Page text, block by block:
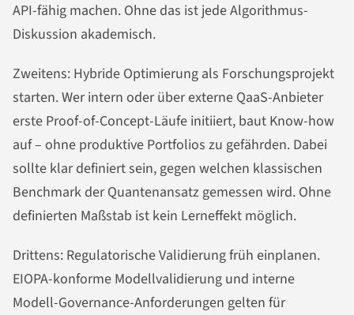
API-fähig machen. Ohne das ist jede Algorithmus-
Diskussion akademisch.
Zweitens: Hybride Optimierung als Forschungsprojekt
starten. Wer intern oder über externe QaaS-Anbieter
erste Proof-of-Concept-Läufe initiiert, baut Know-how
auf – ohne produktive Portfolios zu gefährden. Dabei
sollte klar definiert sein, gegen welchen klassischen
Benchmark der Quantenansatz gemessen wird. Ohne
definierten Maßstab ist kein Lerneffekt möglich.
Drittens: Regulatorische Validierung früh einplanen.
EIOPA-konforme Modellvalidierung und interne
Modell-Governance-Anforderungen gelten für